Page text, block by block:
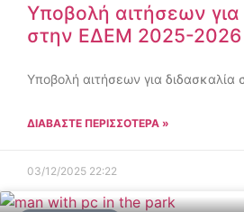
Υποβολή αιτήσεων για
στην ΕΔΕΜ 2025-2026
Υποβολή αιτήσεων για διδασκαλία
ΔΙΑΒΑΣΤΕ ΠΕΡΙΣΣΟΤΕΡΑ »
03/12/2025 22:22